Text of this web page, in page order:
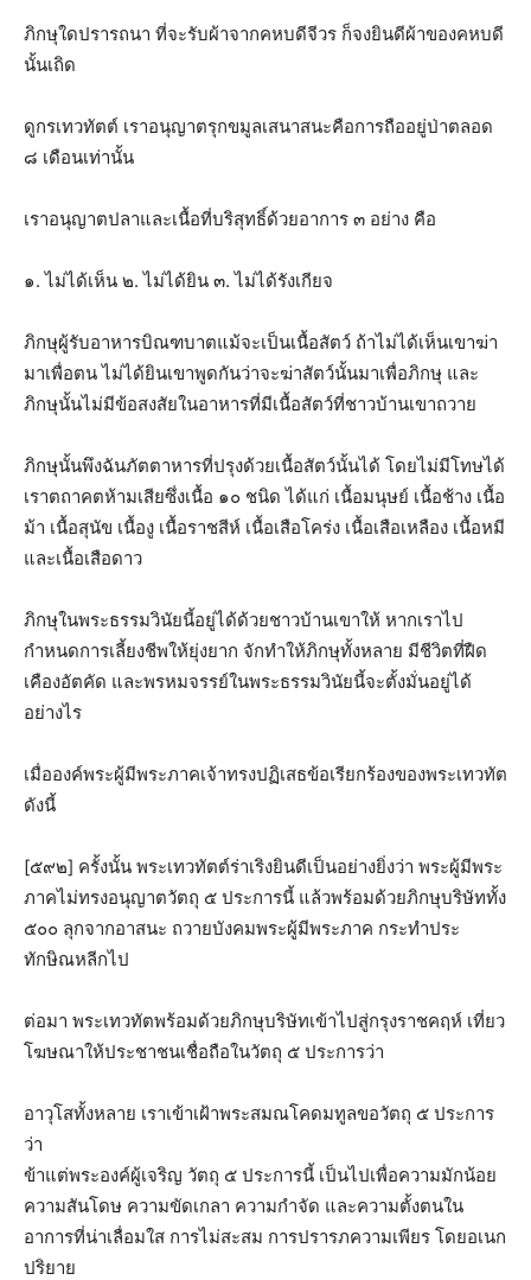
ภิกษุใดปรารถนา ที่จะรับผ้าจากคหบดีจีวร ก็จงยินดีผ้าของคหบดี
นั้นเถิด
ดูกรเทวทัตต์ เราอนุญาตรุกขมูลเสนาสนะคือการถืออยู่ป่าตลอด
๘ เดือนเท่านั้น
เราอนุญาตปลาและเนื้อที่บริสุทธิ์ด้วยอาการ ๓ อย่าง คือ
๑. ไม่ได้เห็น ๒. ไม่ได้ยิน ๓. ไม่ได้รังเกียจ
ภิกษุผู้รับอาหารบิณฑบาตแม้จะเป็นเนื้อสัตว์ ถ้าไม่ได้เห็นเขาฆ่า
มาเพื่อตน ไม่ได้ยินเขาพูดกันว่าจะฆ่าสัตว์นั้นมาเพื่อภิกษุ และ
ภิกษุนั้นไม่มีข้อสงสัยในอาหารที่มีเนื้อสัตว์ที่ชาวบ้านเขาถวาย
ภิกษุนั้นพึงฉันภัตตาหารที่ปรุงด้วยเนื้อสัตว์นั้นได้ โดยไม่มีโทษได้
เราตถาคตห้ามเสียซึ่งเนื้อ ๑๐ ชนิด ได้แก่ เนื้อมนุษย์ เนื้อช้าง เนื้อ
ม้า เนื้อสุนัข เนื้องู เนื้อราชสีห์ เนื้อเสือโคร่ง เนื้อเสือเหลือง เนื้อหมี
และเนื้อเสือดาว
ภิกษุในพระธรรมวินัยนี้อยู่ได้ด้วยชาวบ้านเขาให้ หากเราไป
กำหนดการเลี้ยงชีพให้ยุ่งยาก จักทำให้ภิกษุทั้งหลาย มีชีวิตที่ฝืด
เคืองอัตคัด และพรหมจรรย์ในพระธรรมวินัยนี้จะตั้งมั่นอยู่ได้
อย่างไร
เมื่อองค์พระผู้มีพระภาคเจ้าทรงปฏิเสธข้อเรียกร้องของพระเทวทัต
ดังนี้
[๕๙๒] ครั้งนั้น พระเทวทัตต์ร่าเริงยินดีเป็นอย่างยิ่งว่า พระผู้มีพระ
ภาคไม่ทรงอนุญาตวัตถุ ๕ ประการนี้ แล้วพร้อมด้วยภิกษุบริษัททั้ง
๕๐๐ ลุกจากอาสนะ ถวายบังคมพระผู้มีพระภาค กระทำประ
ทักษิณหลีกไป
ต่อมา พระเทวทัตพร้อมด้วยภิกษุบริษัทเข้าไปสู่กรุงราชคฤห์ เที่ยว
โฆษณาให้ประชาชนเชื่อถือในวัตถุ ๕ ประการว่า
อาวุโสทั้งหลาย เราเข้าเฝ้าพระสมณโคดมทูลขอวัตถุ ๕ ประการ
ว่า
ข้าแต่พระองค์ผู้เจริญ วัตถุ ๕ ประการนี้ เป็นไปเพื่อความมักน้อย
ความสันโดษ ความขัดเกลา ความกำจัด และความตั้งตนใน
อาการที่น่าเลื่อมใส การไม่สะสม การปรารภความเพียร โดยอเนก
ปริยาย